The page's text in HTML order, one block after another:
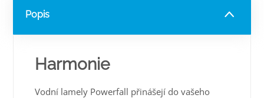
Popis
Harmonie
Vodní lamely Powerfall přinášejí do vašeho